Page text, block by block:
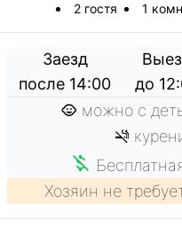
2 гостя 1
Заезд
после 14:00
до
можно с
Хозяин не